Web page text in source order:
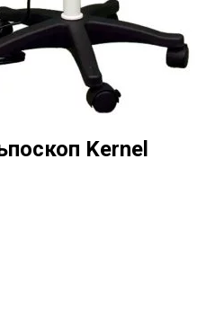
Kernel